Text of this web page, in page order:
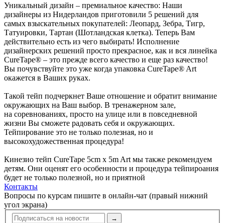
Уникальный дизайн – премиальное качество: Наши
дизайнеры из Нидерландов приготовили 5 решений для
самых взыскательных покупателей: Леопард, Зебра, Тигр,
Татуировки, Тартан (Шотландская клетка). Теперь Вам
действительно есть из чего выбирать! Исполнение
дизайнерских решений просто прекрасное, как и вся линейка
CureTape® – это прежде всего качество и еще раз качество!
Вы почувствуйте это уже когда упаковка CureTape® Art
окажется в Ваших руках.
Такой тейп подчеркнет Ваше отношение и обратит внимание
окружающих на Ваш выбор. В тренажерном зале,
на соревнованиях, просто на улице или в повседневной
жизни Вы сможете радовать себя и окружающих.
Тейпирование это не только полезная, но и
высокохудожественная процедура!
Кинезио­ тейп CureTape 5cm x 5m Art мы также рекомендуем
детям. Они оценят его особенности и процедура тейпироания
будет не только полезной, но и приятной
Контакты
Вопросы по курсам пишите в онлайн-чат (правый нижний
угол экрана)
→